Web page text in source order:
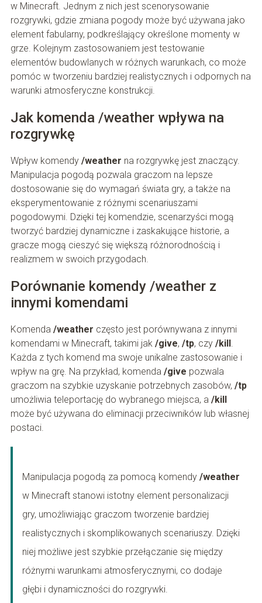
w Minecraft. Jednym z nich jest scenorysowanie
rozgrywki, gdzie zmiana pogody może być używana jako
element fabularny, podkreślający określone momenty w
grze. Kolejnym zastosowaniem jest testowanie
elementów budowlanych w różnych warunkach, co może
pomóc w tworzeniu bardziej realistycznych i odpornych na
warunki atmosferyczne konstrukcji.
Jak komenda /weather wpływa na
rozgrywkę
Wpływ komendy /weather na rozgrywkę jest znaczący.
Manipulacja pogodą pozwala graczom na lepsze
dostosowanie się do wymagań świata gry, a także na
eksperymentowanie z różnymi scenariuszami
pogodowymi. Dzięki tej komendzie, scenarzyści mogą
tworzyć bardziej dynamiczne i zaskakujące historie, a
gracze mogą cieszyć się większą różnorodnością i
realizmem w swoich przygodach.
Porównanie komendy /weather z
innymi komendami
Komenda /weather często jest porównywana z innymi
komendami w Minecraft, takimi jak /give, /tp, czy /kill.
Każda z tych komend ma swoje unikalne zastosowanie i
wpływ na grę. Na przykład, komenda /give pozwala
graczom na szybkie uzyskanie potrzebnych zasobów, /tp
umożliwia teleportację do wybranego miejsca, a /kill
może być używana do eliminacji przeciwników lub własnej
postaci.
Manipulacja pogodą za pomocą komendy /weather
w Minecraft stanowi istotny element personalizacji
gry, umożliwiając graczom tworzenie bardziej
realistycznych i skomplikowanych scenariuszy. Dzięki
niej możliwe jest szybkie przełączanie się między
różnymi warunkami atmosferycznymi, co dodaje
głębi i dynamiczności do rozgrywki.